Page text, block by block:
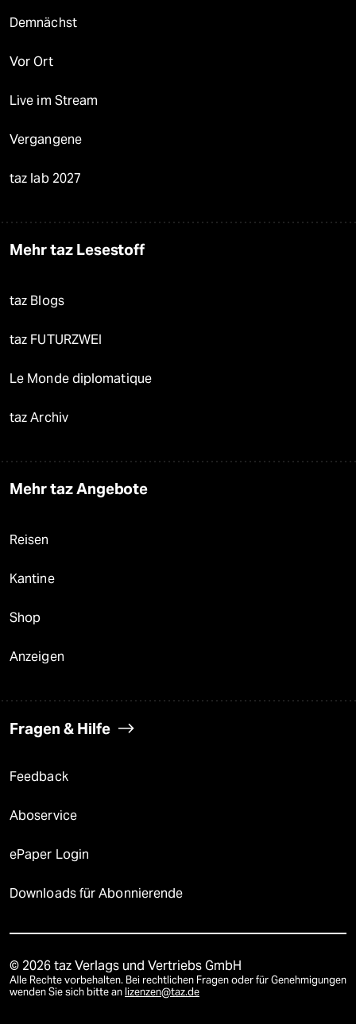
Demnächst
Vor Ort
Live im Stream
Vergangene
taz lab 2027
Mehr taz Lesestoff
taz Blogs
taz FUTURZWEI
Le Monde diplomatique
taz Archiv
Mehr taz Angebote
Reisen
Kantine
Shop
Anzeigen
Fragen & Hilfe
Feedback
Aboservice
ePaper Login
Downloads für Abonnierende
© 2026 taz Verlags und Vertriebs GmbH
Alle Rechte vorbehalten. Bei rechtlichen Fragen oder für Genehmigungen
wenden Sie sich bitte an lizenzen@taz.de